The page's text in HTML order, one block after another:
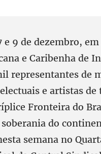
e 9 de dezembro,
e Caribenha de
representantes de
e artistas de
Fronteira do
do
semana no